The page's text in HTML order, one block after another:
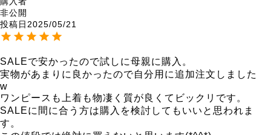
非公開
投稿日 2025/05/21
SALEで安かったので試しに母親に購入。
実物があまりに良かったので自分用に追加注文しました
w
ワンピースも上着も物凄く質が良くてビックリです。
SALEに間に合う方は購入を検討してもいいと思われま
す。